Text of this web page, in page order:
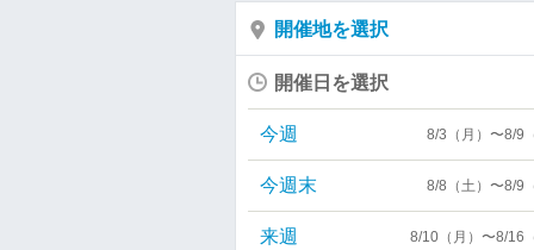
開催地を選択
開催日を選択
今週 8/3（月）〜8/9
今週末 8/8（土）〜8/9
来週 8/10（月）〜8/16